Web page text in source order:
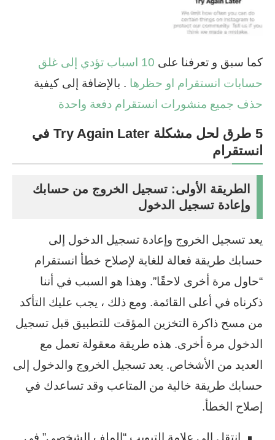
كما سبق و تعرفنا على
10 اسباب تؤدي إلى غلق
حسابات انستقرام او حظرها . بالإضافة إلى كيفية
حذف جميع منشورات انستقرام دفعة واحدة
5 طرق لحل مشكلة Try Again Later في
انستقرام
الطريقة الأولى: تسجيل الخروج من حسابك
وإعادة تسجيل الدخول
يعد تسجيل الخروج وإعادة تسجيل الدخول إلى
حسابك طريقة فعالة للغاية لإصلاح خطأ انستقرام
“حاول مرة أخرى لاحقًا”. وهذا هو السبب في أننا
ذكرناه في أعلى القائمة. ومع ذلك ، يجب عليك التأكد
من مسح ذاكرة التخزين المؤقت للتطبيق قبل تسجيل
الدخول مرة أخرى. هذه طريقة معقولة تعمل مع
العديد من الأشخاص. يعد تسجيل الخروج والدخول إلى
حسابك طريقة خالية من المتاعب وقد تساعدك في
إصلاح الخطأ.
انتقل إلى علامة التبويب “الملف الشخصي” في